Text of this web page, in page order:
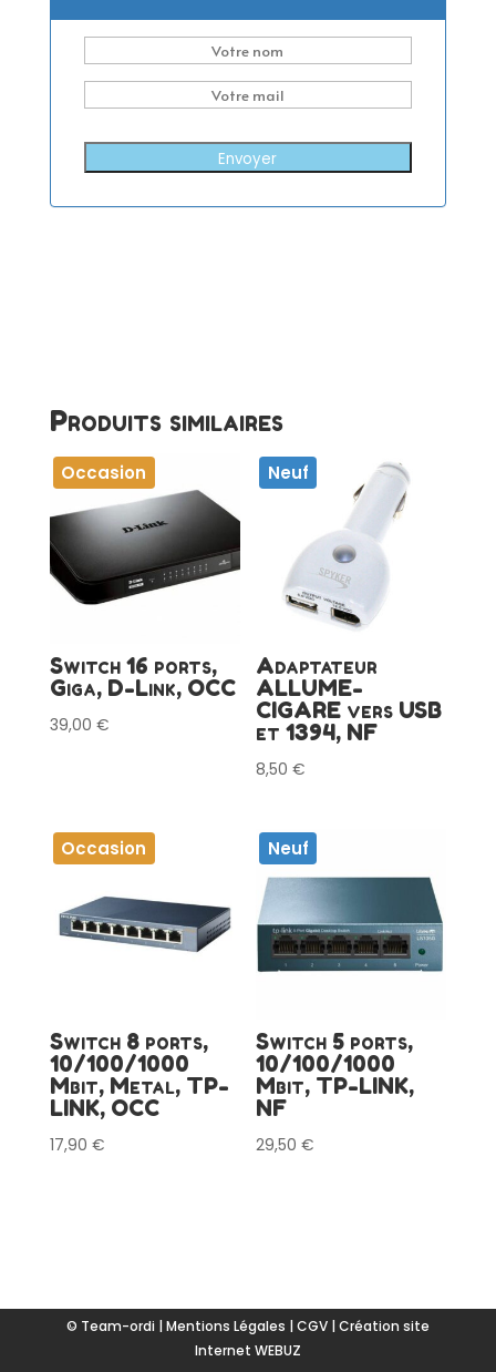
Envoyer
Produits similaires
Occasion
Switch 16 ports,
Giga, D-Link, OCC
39,00 €
Neuf
Adaptateur
ALLUME-
CIGARE vers USB
et 1394, NF
8,50€
Occasion
Switch 8 ports,
10/100/1000
Mbit, Metal, TP-
LINK, OCC
17,90 €
Neuf
Switch 5 ports,
10/100/1000
Mbit, TP-LINK,
NF
29,50€
© Team-ordi | Mentions Légales | CGV| Création site
Internet WEBUZ